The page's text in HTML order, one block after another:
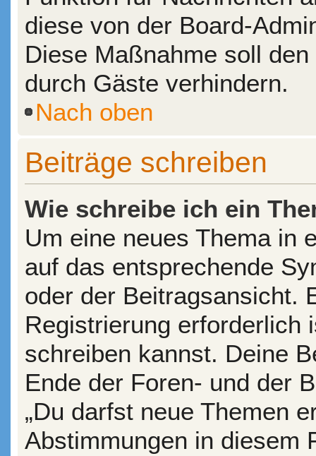
diese von der Board-
Diese Maßnahme soll
durch Gäste verhindern.
Nach oben
Beiträge schreiben
Wie schreibe ich ein
Um eine neues Thema in
auf das entsprechende
oder der Beitragsansicht.
Registrierung erforderlich
schreiben kannst. Deine
Ende der Foren- und der
„Du darfst neue Themen
Abstimmungen in diesem